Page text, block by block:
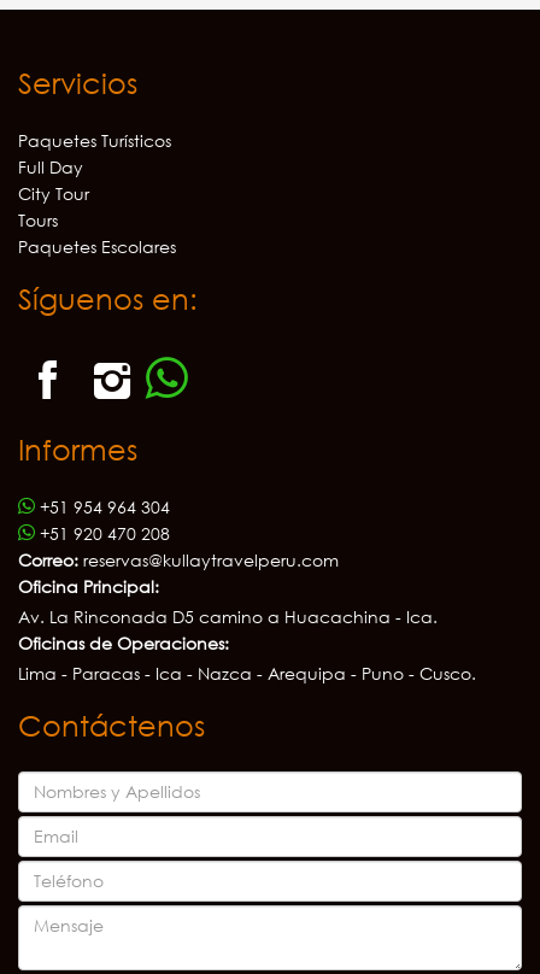
Servicios
Paquetes Turísticos
Full Day
City Tour
Tours
Paquetes Escolares
Síguenos en:
Informes
+51 954 964 304
+51 920 470 208
Correo: reservas@kullaytravelperu.com
Oficina Principal:
Av. La Rinconada D5 camino a Huacachina - Ica.
Oficinas de Operaciones:
Lima - Paracas - Ica - Nazca - Arequipa - Puno - Cusco.
Contáctenos